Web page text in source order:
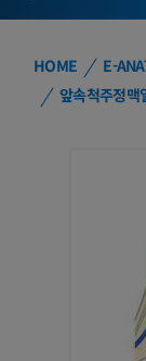
HOME E-
앞속척주정맥